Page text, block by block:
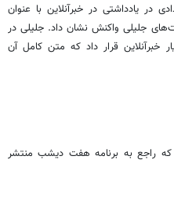
یادداشتی در خبرآنلاین با عنوان
جلیلی واکنش نشان داد. جلیلی در
خبرآنلاین قرار داد که متن کامل آن
راجع به برنامه هفت دیشب منتشر